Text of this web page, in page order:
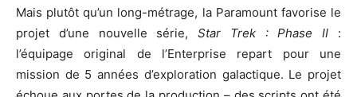
Mais plutôt qu’un long-métrage, la Paramount favorise le
projet d’une nouvelle série,Star Trek : Phase II :
l’équipage original de l’Enterprise repart pour une
mission de 5 années d’exploration galactique. Le projet